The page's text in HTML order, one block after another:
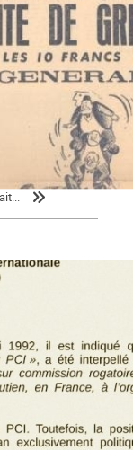
à ses jours le
sinon le dernier